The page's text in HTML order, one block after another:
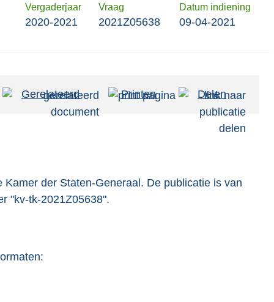
Vergaderjaar Vraag Datum indiening
2020-2021 2021Z05638 09-04-2021
Gerelateerd Printen Delen
der Staten-Generaal. De publicatie is van
"kv-tk-2021Z05638".